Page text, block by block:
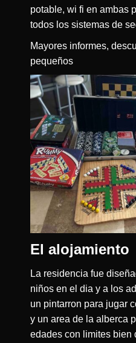
potable, wi fi en ambas
todos los sistemas de
Mayores informes,
pequeños
El alojamiento
La residencia fue
niños en el dia y a los
un pintarron para jugar
y un area de la alberca
edades con limites bien